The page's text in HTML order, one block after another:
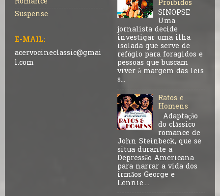
Suspense
E-MAIL:
acervocineclassic@gmai
l.com
Proibidos
SINOPSE
Uma
jornalista decide
investigar uma ilha
isolada que serve de
refúgio para foragidos e
pessoas que buscam
viver à margem das leis
s...
Ratos e
Homens
Adaptação
do clássico
romance de
John Steinbeck, que se
situa durante a
Depressão Americana
para narrar a vida dos
irmãos George e
Lennie....